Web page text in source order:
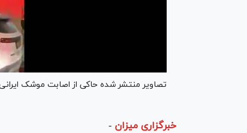
تصاویر منتشر شده حاکی از اصابت موشک
خبرگزاری میزان -